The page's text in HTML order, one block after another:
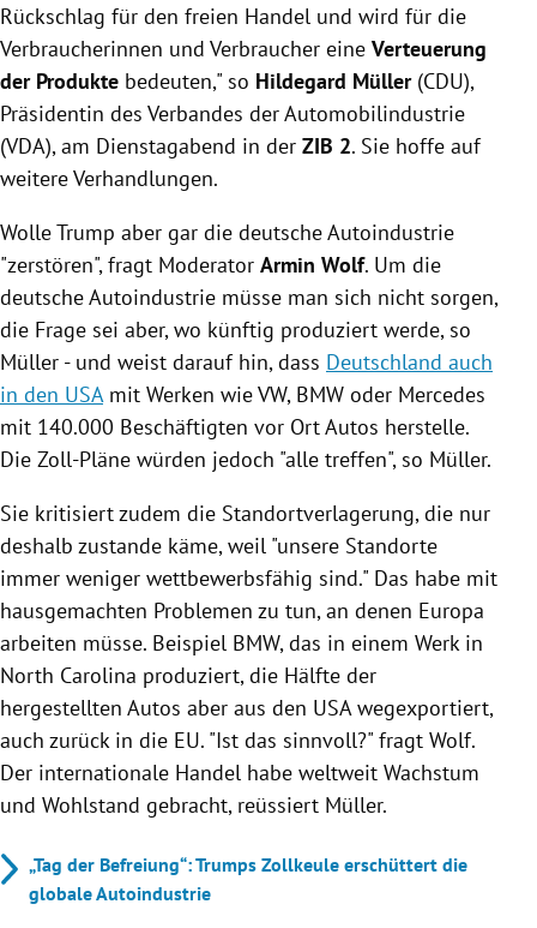
Rückschlag für den freien Handel und wird für die
Verbraucherinnen und Verbraucher eine Verteuerung
der Produkte bedeuten," so Hildegard Müller(CDU),
Präsidentin des Verbandes der Automobilindustrie
(VDA), am Dienstagabend in der ZIB 2. Sie hoffe auf
weitere Verhandlungen.
Wolle Trump aber gar die deutsche Autoindustrie
"zerstören", fragt Moderator Armin Wolf. Um die
deutsche Autoindustrie müsse man sich nicht sorgen,
die Frage sei aber, wo künftig produziert werde, so
Müller - und weist darauf hin, dass Deutschland auch
in den USAmit Werken wie VW, BMW oder Mercedes
mit 140.000 Beschäftigten vor Ort Autos herstelle.
Die Zoll-Pläne würden jedoch "alle treffen", so Müller.
Sie kritisiert zudem die Standortverlagerung, die nur
deshalb zustande käme, weil "unsere Standorte
immer weniger wettbewerbsfähig sind." Das habe mit
hausgemachten Problemen zu tun, an denen Europa
arbeiten müsse. Beispiel BMW, das in einem Werk in
North Carolina produziert, die Hälfte der
hergestellten Autos aber aus den USA wegexportiert,
auch zurück in die EU. "Ist das sinnvoll?" fragt Wolf.
Der internationale Handel habe weltweit Wachstum
und Wohlstand gebracht, reüssiert Müller.
„Tag der Befreiung“: Trumps Zollkeule erschüttert die
globale Autoindustrie